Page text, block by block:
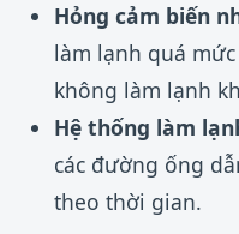
Hỏng cảm biến
làm lạnh quá
không làm lạnh
Hệ thống làm
các đường ống
theo thời gian.